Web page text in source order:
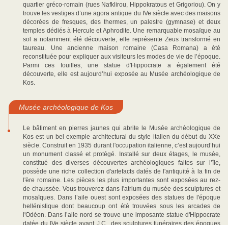
quartier gréco-romain (rues Nafklirou, Hippokratous et Grigoriou). On y
trouve les vestiges d’une agora antique du IVe siècle avec des maisons
décorées de fresques, des thermes, un palestre (gymnase) et deux
temples dédiés à Hercule et Aphrodite. Une remarquable mosaïque au
sol a notamment été découverte, elle représente Zeus transformé en
taureau. Une ancienne maison romaine (Casa Romana) a été
reconstituée pour expliquer aux visiteurs les modes de vie de l’époque.
Parmi ces fouilles, une statue d'Hippocrate a également été
découverte, elle est aujourd’hui exposée au Musée archéologique de
Kos.
Musée archéologique de Kos
Le bâtiment en pierres jaunes qui abrite le Musée archéologique de
Kos est un bel exemple architectural du style italien du début du XXe
siècle. Construit en 1935 durant l'occupation italienne, c’est aujourd’hui
un monument classé et protégé. Installé sur deux étages, le musée,
constitué des diverses découvertes archéologiques faites sur l’île,
possède une riche collection d'artefacts datés de l'antiquité à la fin de
l'ère romaine. Les pièces les plus importantes sont exposées au rez-
de-chaussée. Vous trouverez dans l'atrium du musée des sculptures et
mosaïques. Dans l’aile ouest sont exposées des statues de l'époque
hellénistique dont beaucoup ont été trouvées sous les arcades de
l'Odéon. Dans l’aile nord se trouve une imposante statue d'Hippocrate
datée du IVe siècle avant J.C., des sculptures funéraires des époques